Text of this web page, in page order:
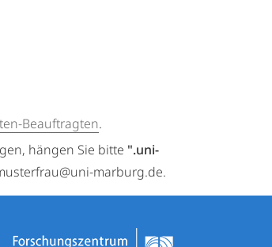
Beauftragten.
hängen Sie bitte ".uni-
marburg.de.